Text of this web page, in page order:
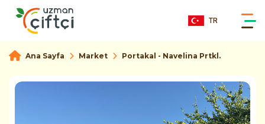
TR
Ana Sayfa Market Portakal - Navelina Prtkl.